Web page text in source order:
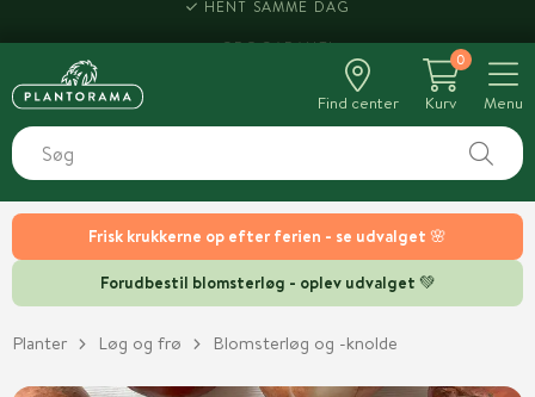
Frisk krukkerne op efter ferien - se udvalget 🌸
Forudbestil blomsterløg - oplev udvalget 💚
Find center
0
Kurv
Menu
Planter Løg og frø Blomsterløg og -knolde